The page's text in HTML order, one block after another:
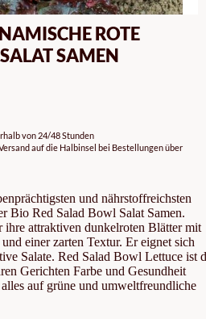
ROTE
SAMEN
von 24/48 Stunden
auf die Halbinsel bei Bestellungen über
und nährstoffreichsten
Bio Red Salad Bowl Salat Samen.
ihre attraktiven dunkelroten Blätter mit
einer zarten Textur. Er eignet sich
Salate. Red Salad Bowl Lettuce ist
Gerichten Farbe und Gesundheit
auf grüne und umweltfreundliche